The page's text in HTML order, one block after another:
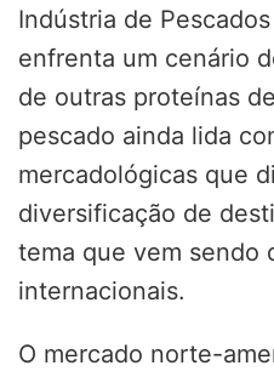
Indústria de
enfrenta um cenário
de outras proteínas
pescado ainda lida
mercadológicas que
diversificação de
tema que vem sendo
internacionais.
O mercado norte-